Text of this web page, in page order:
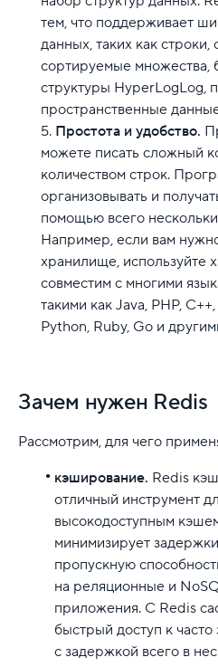
тем, что поддерживает
данных, таких как строки,
сортируемые множества,
структуры HyperLogLog,
пространственные
Простота и удобство.
можете писать сложный
количеством строк.
организовывать и
помощью всего
Например, если вам
хранилище, используйте
совместим с многими
такими как Java, PHP,
Python, Ruby, Go и
Зачем нужен Redis
Рассмотрим, для чего
кэширование. Redis
отличный инструмент
высокодоступным
минимизирует
пропускную
на реляционные и
приложения. С Redis
быстрый доступ к
с задержкой всего в